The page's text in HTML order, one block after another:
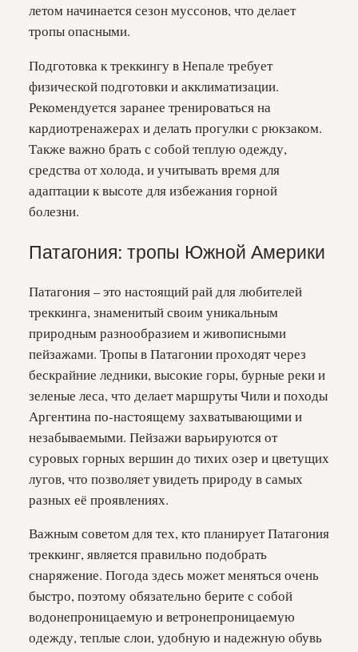
летом начинается сезон муссонов, что делает
тропы опасными.
Подготовка к треккингу в Непале требует
физической подготовки и акклиматизации.
Рекомендуется заранее тренироваться на
кардиотренажерах и делать прогулки с рюкзаком.
Также важно брать с собой теплую одежду,
средства от холода, и учитывать время для
адаптации к высоте для избежания горной
болезни.
Патагония: тропы Южной Америки
Патагония – это настоящий рай для любителей
треккинга, знаменитый своим уникальным
природным разнообразием и живописными
пейзажами. Тропы в Патагонии проходят через
бескрайние ледники, высокие горы, бурные реки и
зеленые леса, что делает маршруты Чили и походы
Аргентина по-настоящему захватывающими и
незабываемыми. Пейзажи варьируются от
суровых горных вершин до тихих озер и цветущих
лугов, что позволяет увидеть природу в самых
разных её проявлениях.
Важным советом для тех, кто планирует Патагония
треккинг, является правильно подобрать
снаряжение. Погода здесь может меняться очень
быстро, поэтому обязательно берите с собой
водонепроницаемую и ветронепроницаемую
одежду, теплые слои, удобную и надежную обувь